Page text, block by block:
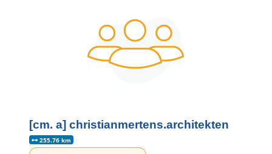
[cm. a] christianmertens.architekten
255.76 km